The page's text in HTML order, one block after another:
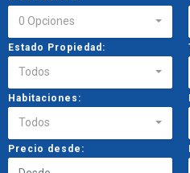
0 Opciones
Estado Propiedad:
Todos
Habitaciones:
Todos
Precio desde: